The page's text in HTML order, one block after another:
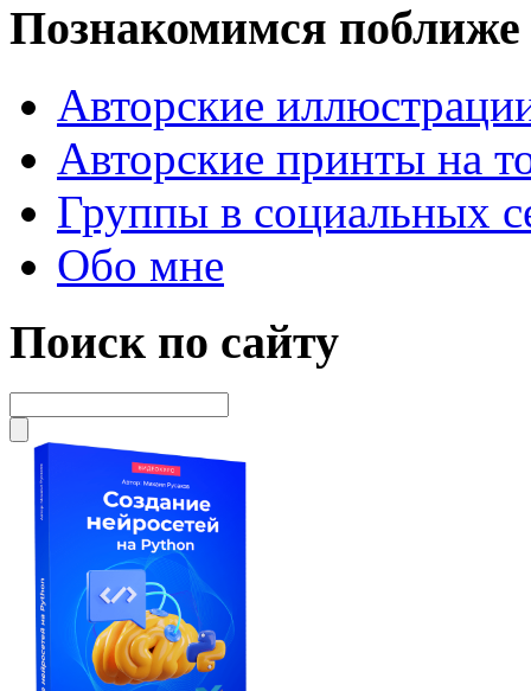
Познакомимся поближе
Авторские
Авторские принты на
Группы в социальных
Обо мне
Поиск по сайту